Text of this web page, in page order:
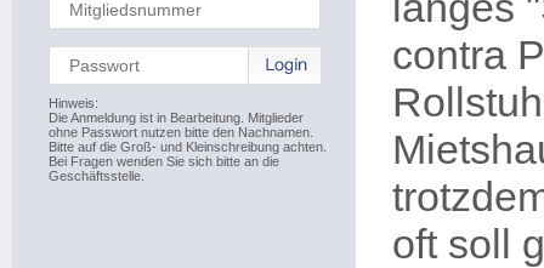
Hinweis:
Die Anmeldung ist in Bearbeitung. Mitglieder
ohne Passwort nutzen bitte den Nachnamen.
Bitte auf die Groß- und Kleinschreibung achten.
Bei Fragen wenden Sie sich bitte an die
Geschäftsstelle.
contra
oft soll